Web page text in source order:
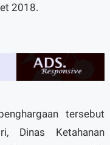
2018.
tersebut
Dinas Ketahanan